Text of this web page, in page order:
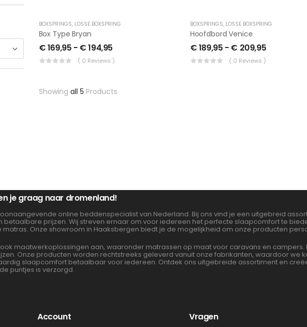
BOXSPRINGS, LOSSE BOXSPRING
Box Type Bryan
€169,95 - €194,95
( 0 Reviews )
BOXSPRINGS, LOSSE BOXSPRING
Hoofdbord Venice
€189,95 - € 209,95
( 0 Reviews )
Showing all 5 Products
je graag naar dromenland!
online beddenspecialist van Nederland. Bij ons vind je een uitgebreid
prijzen. Wij streven ernaar om voor iedereen het perfecte slaapcomfort te
Onze showroom in Haaksbergen biedt je de mogelijkheid om onze producten
maatwerkoplossingen aan, waaronder matrassen op maat voor caravans en campers.
Onze producten worden rechtstreeks geleverd vanuit onze fabrikanten, waardoor we
slaapcomfort betaalbaar voor iedereen. Ontdek ons uitgebreide assortiment en
puntjes is verzorgd.
Account Vragen